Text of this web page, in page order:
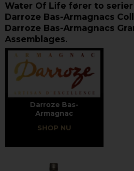
Water Of Life fører to serier
Darroze Bas-Armagnacs
Darroze Bas-Armagnacs
Assemblages.
Darroze Bas-
Armagnac
SHOP NU